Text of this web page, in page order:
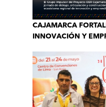
CAJAMARCA
INNOVACIÓN Y